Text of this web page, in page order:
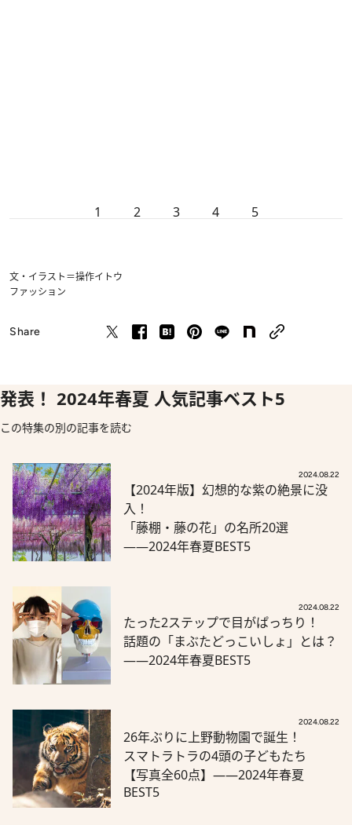
1 2 3 4 5
文・イラスト＝操作イトウ
ファッション
Share
発表！ 2024年春夏 人気記事ベスト5
この特集の別の記事を読む
2024.08.22
【2024年版】幻想的な紫の絶景に没
入！
「藤棚・藤の花」の名所20選
――2024年春夏BEST5
2024.08.22
たった2ステップで目がぱっちり！
話題の「まぶたどっこいしょ」とは？
――2024年春夏BEST5
2024.08.22
26年ぶりに上野動物園で誕生！
スマトラトラの4頭の子どもたち
【写真全60点】――2024年春夏
BEST5